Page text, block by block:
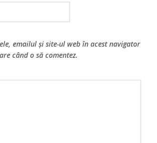
emailul și site-ul web în acest navigator
când o să comentez.